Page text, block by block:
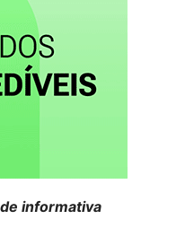
informativa